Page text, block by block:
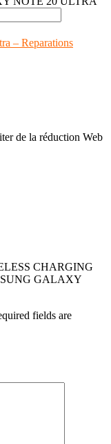
– Reparations
de la réduction Web
CHARGING
GALAXY
fields are